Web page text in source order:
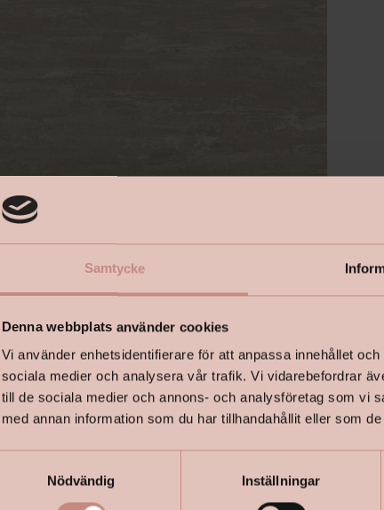
Samtycke
Denna webbplats använder cookies
Vi använder enhetsidentifierare för att anpassa innehållet
sociala medier och analysera vår trafik. Vi vidarebefordrar
till de sociala medier och annons- och analysföretag som vi
med annan information som du har tillhandahållit eller som
Nödvändig Inställningar